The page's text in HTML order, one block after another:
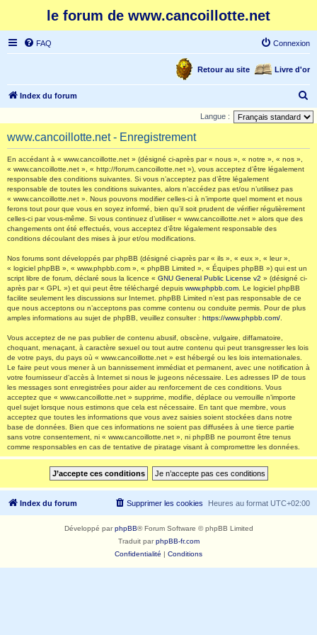
le forum de www.cancoillotte.net
FAQ Connexion
Livre d'or
Retour au site
Index du forum
e
Langue :
www.cancoillotte.net - Enregistrement
En accédant à « www.cancoillotte.net » (désigné ci-après par « nous », « notre », « nos »,
« www.cancoillotte.net », « http://forum.cancoillotte.net »), vous acceptez d’être légalement
responsable des conditions suivantes. Si vous n’acceptez pas d’être légalement
responsable de toutes les conditions suivantes, alors n’accédez pas et/ou n’utilisez pas
« www.cancoillotte.net ». Nous pouvons modifier celles-ci à n’importe quel moment et nous
ferons tout pour que vous en soyez informé, bien qu’il soit prudent de vérifier régulièrement
celles-ci par vous-même. Si vous continuez d’utiliser « www.cancoillotte.net » alors que des
changements ont été effectués, vous acceptez d’être légalement responsable des
conditions découlant des mises à jour et/ou modifications.
Nos forums sont développés par phpBB (désigné ci-après par « ils », « eux », « leur »,
« logiciel phpBB », « www.phpbb.com », « phpBB Limited », « Équipes phpBB ») qui est un
script libre de forum, déclaré sous la licence « GNU General Public License v2 » (désigné ci-
après par « GPL ») et qui peut être téléchargé depuis www.phpbb.com . Le logiciel phpBB
facilite seulement les discussions sur Internet. phpBB Limited n’est pas responsable de ce
que nous acceptons ou n’acceptons pas comme contenu ou conduite permis. Pour de plus
amples informations au sujet de phpBB, veuillez consulter : https://www.phpbb.com/
Vous acceptez de ne pas publier de contenu abusif, obscène, vulgaire, diffamatoire,
choquant, menaçant, à caractère sexuel ou tout autre contenu qui peut transgresser les lois
de votre pays, du pays où « www.cancoillotte.net » est hébergé ou les lois internationales.
Le faire peut vous mener à un bannissement immédiat et permanent, avec une notification à
votre fournisseur d’accès à Internet si nous le jugeons nécessaire. Les adresses IP de tous
les messages sont enregistrées pour aider au renforcement de ces conditions. Vous
acceptez que « www.cancoillotte.net » supprime, modifie, déplace ou verrouille n’importe
quel sujet lorsque nous estimons que cela est nécessaire. En tant que membre, vous
acceptez que toutes les informations que vous avez saisies soient stockées dans notre
base de données. Bien que ces informations ne soient pas diffusées à une tierce partie
sans votre consentement, ni « www.cancoillotte.net », ni phpBB ne pourront être tenus
comme responsables en cas de tentative de piratage visant à compromettre les données.
Index du forum Heures au format UTC+02:00
Supprimer les cookies
Développé parphpBB® Forum Software © phpBB Limited
Traduit parphpBB-fr.com
Confidentialité | Conditions